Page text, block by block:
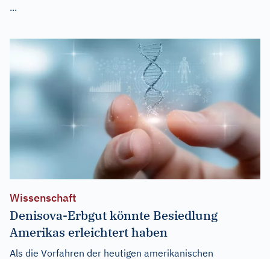
...
Wissenschaft
Denisova-Erbgut könnte Besiedlung
Amerikas erleichtert haben
Als die Vorfahren der heutigen amerikanischen